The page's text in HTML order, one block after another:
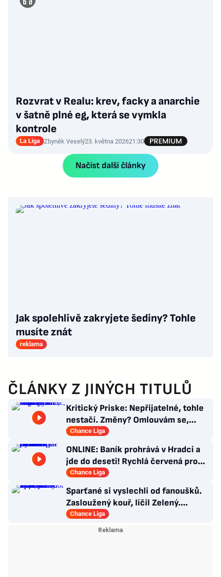
Rozvrat v Realu: krev, facky a anarchie
v šatně plné eg, která se vymkla
kontrole
La Liga Zbyněk Veselý23. května 202621:30
Načíst další články
Jak spolehlivě zakryjete šediny? Tohle
musíte znát
reklama
ČLÁNKY Z JINÝCH TITULŮ
Kritický Priske: Nepřijatelné, tohle
nestačí. Změny? Omlouvám se,
nedokážu odpovědět
Chance Liga
ONLINE: Baník prohrává v Hradci a
jde do deseti! Rychlá červená pro
Heču v Jablonci
Chance Liga
Sparťané si vyslechli od fanoušků.
Zasloužený kouř, líčil Zelený.
Experta nezaujal Kuol
Chance Liga